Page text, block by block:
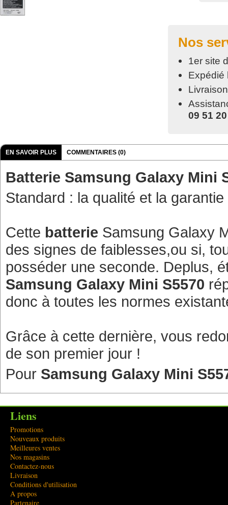
Nos
1er site
Expédié
09 51
EN SAVOIR PLUS COMMENTAIRES (0)
Batterie Samsung Galaxy Mini
Standard : la qualité et la
Cette batterie Samsung Galaxy
des signes de faiblesses,ou si,
posséder une seconde. Deplus,
Samsung Galaxy Mini S5570
donc à toutes les normes
Grâce à cette dernière, vous
de son premier jour !
Pour Samsung Galaxy Mini
Liens
Promotions
Nouveaux produits
Meilleures ventes
Nos magasins
Contactez-nous
Livraison
Conditions d'utilisation
A propos
Partenaire